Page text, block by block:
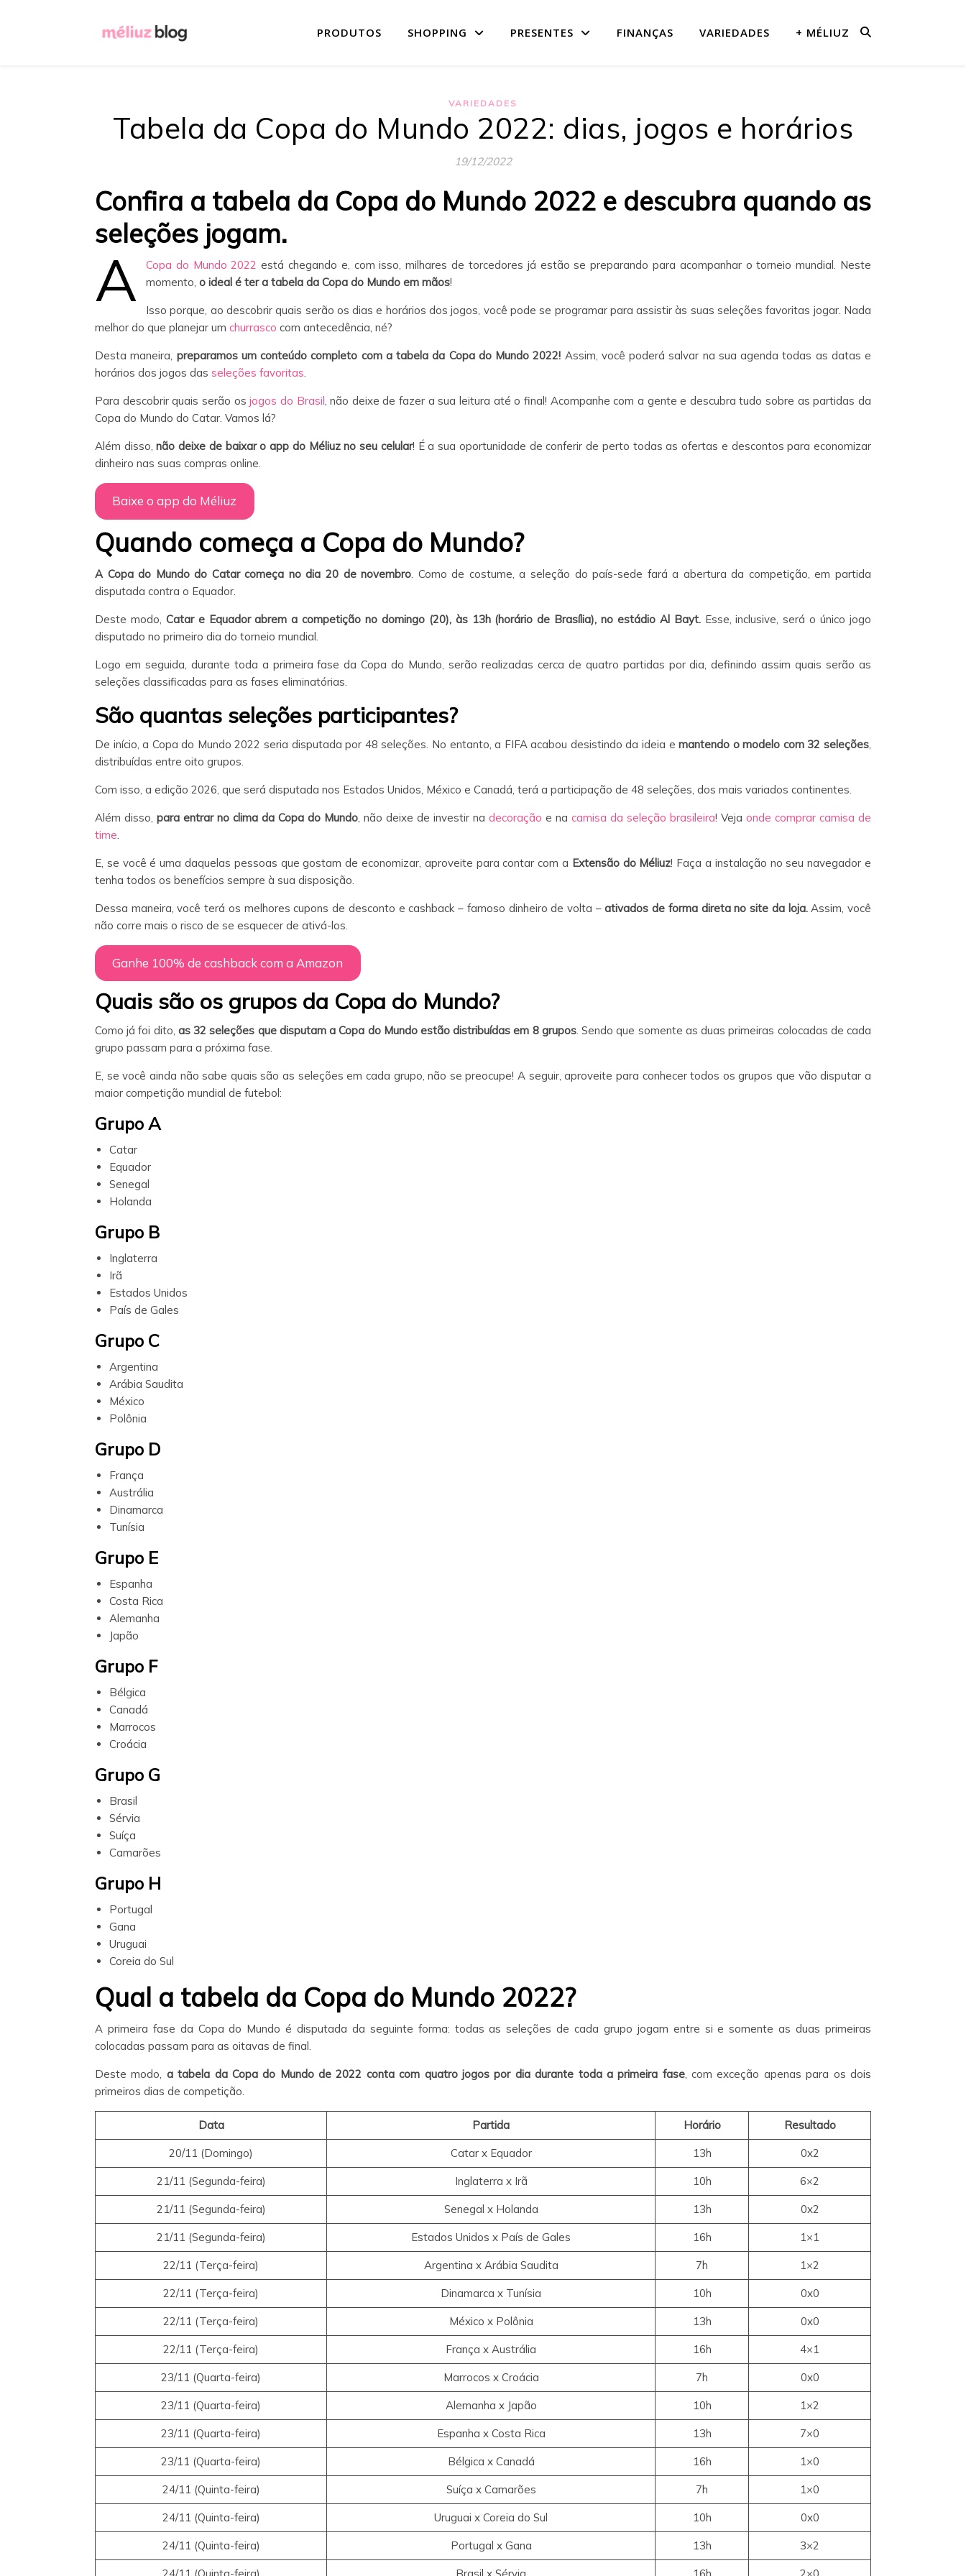
PRODUTOS SHOPPING PRESENTES FINANÇAS VARIEDADES + MÉLIUZ
VARIEDADES
Tabela da Copa do Mundo 2022: dias, jogos e horários
19/12/2022
Confira a tabela da Copa do Mundo 2022 e descubra quando as
seleções jogam.
A Copa do Mundo 2022 está chegando e, com isso, milhares de torcedores já estão se preparando para acompanhar o torneio mundial. Neste
momento, o ideal é ter a tabela da Copa do Mundo em mãos!
Isso porque, ao descobrir quais serão os dias e horários dos jogos, você pode se programar para assistir às suas seleções favoritas jogar. Nada
melhor do que planejar um churrasco com antecedência, né?
Desta maneira, preparamos um conteúdo completo com a tabela da Copa do Mundo 2022! Assim, você poderá salvar na sua agenda todas as datas e
horários dos jogos das seleções favoritas.
Para descobrir quais serão osjogos do Brasil, não deixe de fazer a sua leitura até o final! Acompanhe com a gente e descubra tudo sobre as partidas da
Copa do Mundo do Catar. Vamos lá?
Além disso,não deixe de baixar o app do Méliuz no seu celular! É a sua oportunidade de conferir de perto todas as ofertas e descontos para economizar
dinheiro nas suas compras online.
Baixe o app do Méliuz
Quando começa a Copa do Mundo?
A Copa do Mundo do Catar começa no dia 20 de novembro . Como de costume, a seleção do país-sede fará a abertura da competição, em partida
disputada contra o Equador.
Deste modo, Catar e Equador abrem a competição no domingo (20), às 13h (horário de Brasília), no estádio Al Bayt.Esse, inclusive, será o único jogo
disputado no primeiro dia do torneio mundial.
Logo em seguida, durante toda a primeira fase da Copa do Mundo, serão realizadas cerca de quatro partidas por dia, definindo assim quais serão as
seleções classificadas para as fases eliminatórias.
São quantas seleções participantes?
De início, a Copa do Mundo 2022 seria disputada por 48 seleções. No entanto, a FIFA acabou desistindo da ideia emantendo o modelo com 32 seleções
distribuídas entre oito grupos.
Com isso, a edição 2026, que será disputada nos Estados Unidos, México e Canadá, terá a participação de 48 seleções, dos mais variados continentes.
Além disso, para entrar no clima da Copa do Mundo , não deixe de investir na decoração e na camisa da seleção brasileira! Veja onde comprar camisa de
time
E, se você é uma daquelas pessoas que gostam de economizar, aproveite para contar com a Extensão do Méliuz! Faça a instalação no seu navegador e
tenha todos os benefícios sempre à sua disposição.
Dessa maneira, você terá os melhores cupons de desconto e cashback – famoso dinheiro de volta –ativados de forma direta no site da loja.Assim, você
não corre mais o risco de se esquecer de ativá-los.
Ganhe 100% de cashback com a Amazon
Quais são os grupos da Copa do Mundo?
Como já foi dito, as 32 seleções que disputam a Copa do Mundo estão distribuídas em 8 grupos. Sendo que somente as duas primeiras colocadas de cada
grupo passam para a próxima fase.
E, se você ainda não sabe quais são as seleções em cada grupo, não se preocupe! A seguir, aproveite para conhecer todos os grupos que vão disputar a
maior competição mundial de futebol:
Grupo A
Catar
Equador
Senegal
Holanda
Grupo B
Inglaterra
Irã
Estados Unidos
País de Gales
Grupo C
Argentina
Arábia Saudita
México
Polônia
Grupo D
França
Austrália
Dinamarca
Tunísia
Grupo E
Espanha
Costa Rica
Alemanha
Japão
Grupo F
Bélgica
Canadá
Marrocos
Croácia
Grupo G
Brasil
Sérvia
Suíça
Camarões
Grupo H
Portugal
Gana
Uruguai
Coreia do Sul
Qual a tabela da Copa do Mundo 2022?
A primeira fase da Copa do Mundo é disputada da seguinte forma: todas as seleções de cada grupo jogam entre si e somente as duas primeiras
colocadas passam para as oitavas de final.
Deste modo, a tabela da Copa do Mundo de 2022 conta com quatro jogos por dia durante toda a primeira fase, com exceção apenas para os dois
primeiros dias de competição.
Data Partida Horário Resultado
20/11 (Domingo) Catar x Equador 13h 0x2
21/11 (Segunda-feira) Inglaterra x Irã 10h 6×2
21/11 (Segunda-feira) Senegal x Holanda 13h 0x2
21/11 (Segunda-feira) Estados Unidos x País de Gales 16h 1×1
22/11 (Terça-feira) Argentina x Arábia Saudita 7h 1×2
22/11 (Terça-feira) Dinamarca x Tunísia 10h 0x0
22/11 (Terça-feira) México x Polônia 13h 0x0
22/11 (Terça-feira) França x Austrália 16h 4×1
23/11 (Quarta-feira) Marrocos x Croácia 7h 0x0
23/11 (Quarta-feira) Alemanha x Japão 10h 1×2
23/11 (Quarta-feira) Espanha x Costa Rica 13h 7×0
23/11 (Quarta-feira) Bélgica x Canadá 16h 1×0
24/11 (Quinta-feira) Suíça x Camarões 7h 1×0
24/11 (Quinta-feira) Uruguai x Coreia do Sul 10h 0x0
24/11 (Quinta-feira) Portugal x Gana 13h 3×2